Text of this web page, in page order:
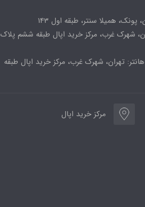
شهرک غرب، مرکز خرید اپال طبقه ششم پلاک
تهران، شهرک غرب، مرکز خرید اپال طبقه
مرکز خرید اپال